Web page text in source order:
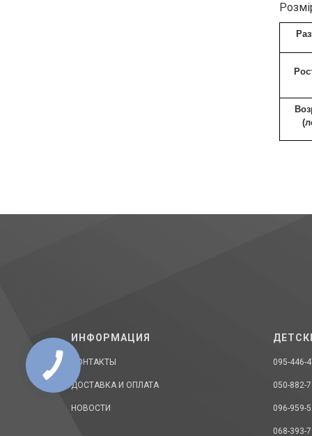
ИНФОРМАЦИЯ
КОНТАКТЫ
ДОСТАВКА И ОПЛАТА
НОВОСТИ
095-446-
050-882-
096-959-
068-393-